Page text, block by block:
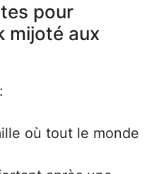
pour
mijoté aux
où tout le monde